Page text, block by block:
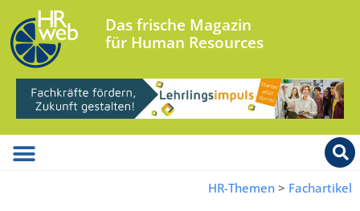
Das frische Magazin
für Human Resources
HR-Themen > Fachartikel